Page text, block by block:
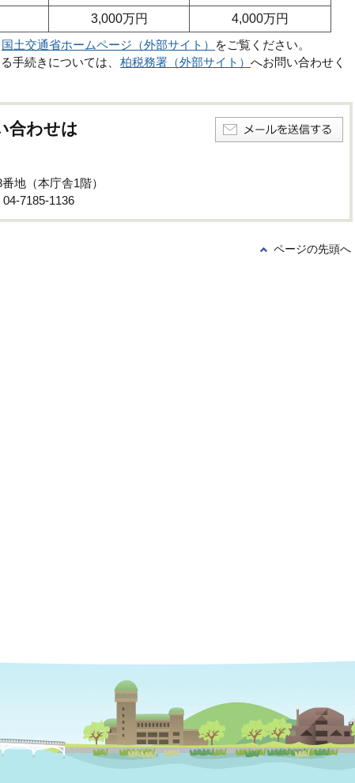
3,000万円
4,000万円
国土交通省ホームページ（外部サイト）
をご覧ください。
手続きについては、 柏税務署（外部サイト） へお問い合わせく
合わせは
地（本庁舎1階）
7185-1136
ページの先頭へ